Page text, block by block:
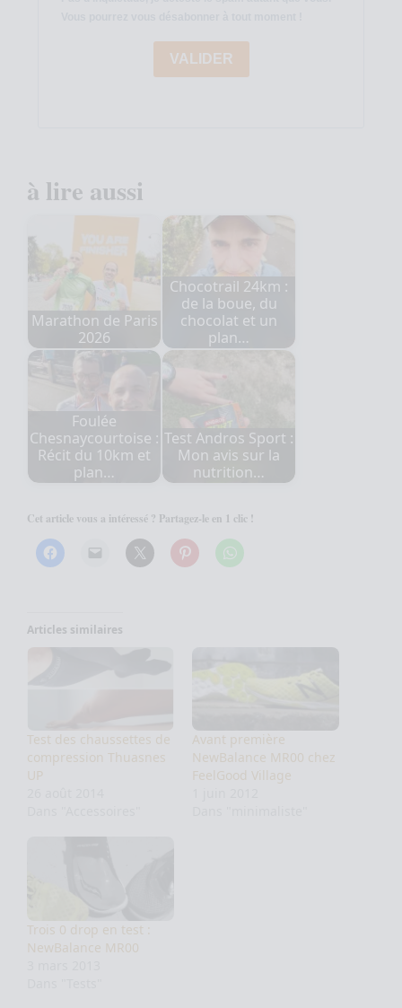
VALIDER
à lire aussi
Marathon de Paris
2026
Chocotrail 24km :
de la boue, du
chocolat et un
plan…
Foulée
Chesnaycourtoise :
Récit du 10km et
plan…
Test Andros Sport :
Mon avis sur la
nutrition…
Cet article vous a intéressé ? Partagez-le en 1 clic !
Articles similaires
Test des chaussettes de
compression Thuasnes
UP
Avant première
NewBalance MR00 chez
FeelGood Village
Trois 0 drop en test :
NewBalance MR00